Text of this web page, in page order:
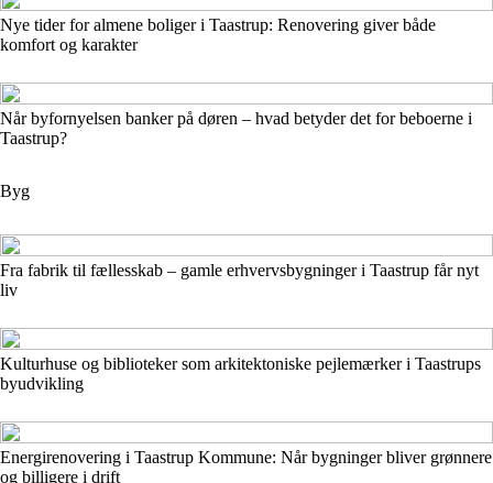
Nye tider for almene boliger i Taastrup: Renovering giver både
komfort og karakter
Når byfornyelsen banker på døren – hvad betyder det for beboerne i
Taastrup?
Byg
Fra fabrik til fællesskab – gamle erhvervsbygninger i Taastrup får nyt
liv
Kulturhuse og biblioteker som arkitektoniske pejlemærker i Taastrups
byudvikling
Energirenovering i Taastrup Kommune: Når bygninger bliver grønnere
og billigere i drift